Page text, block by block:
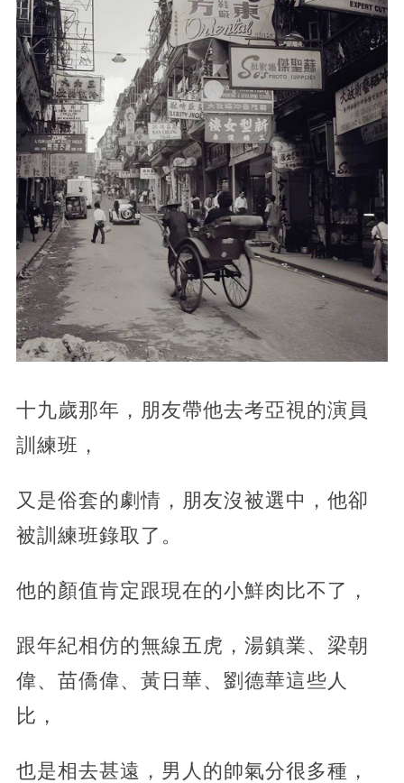
十九歲那年，朋友帶他去考亞視的演員
訓練班，
又是俗套的劇情，朋友沒被選中，他卻
被訓練班錄取了。
他的顏值肯定跟現在的小鮮肉比不了，
跟年紀相仿的無線五虎，湯鎮業、梁朝
偉、苗僑偉、黃日華、劉德華這些人
比，
也是相去甚遠，男人的帥氣分很多種，